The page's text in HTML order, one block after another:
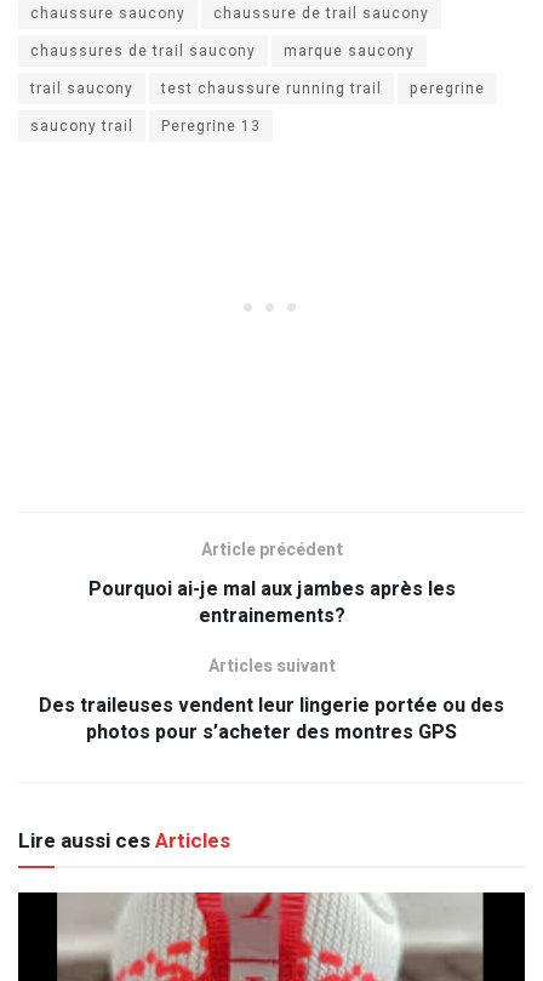
chaussure saucony
chaussure de trail saucony
chaussures de trail saucony
marque saucony
trail saucony
test chaussure running trail
peregrine
saucony trail
Peregrine 13
Article précédent
Pourquoi ai-je mal aux jambes après les
entrainements?
Articles suivant
Des traileuses vendent leur lingerie portée ou des
photos pour s’acheter des montres GPS
Lire aussi cesArticles